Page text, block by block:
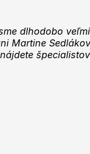
dlhodobo
Martine